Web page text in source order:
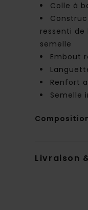
Colle à
ressenti de
semelle
Embout
Renfort
Semelle
Livraison